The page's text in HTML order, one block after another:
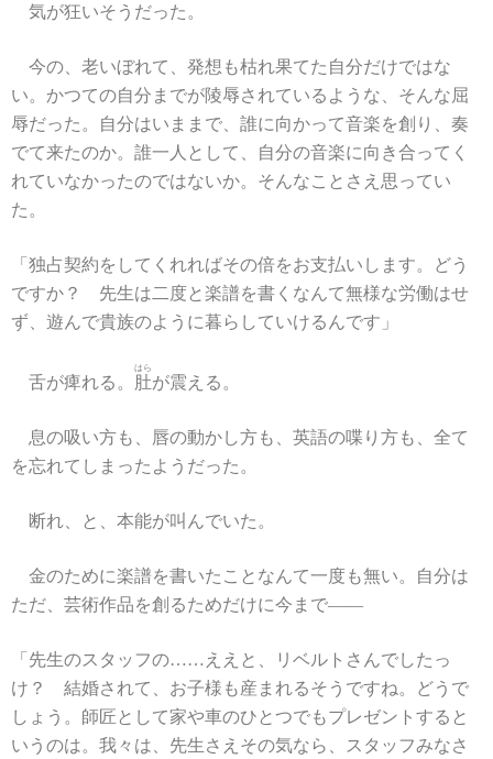
気が狂いそうだった。
今の、老いぼれて、発想も枯れ果てた自分だけではな
い。かつての自分までが陵辱されているような、そんな屈
辱だった。自分はいままで、誰に向かって音楽を創り、奏
でて来たのか。誰一人として、自分の音楽に向き合ってく
れていなかったのではないか。そんなことさえ思ってい
た。
「独占契約をしてくれればその倍をお支払いします。どう
ですか？ 先生は二度と楽譜を書くなんて無様な労働はせ
ず、遊んで貴族のように暮らしていけるんです」
舌が痺れる。 肚
はら
が震える。
息の吸い方も、唇の動かし方も、英語の喋り方も、全て
を忘れてしまったようだった。
断れ、と、本能が叫んでいた。
金のために楽譜を書いたことなんて一度も無い。自分は
ただ、芸術作品を創るためだけに今まで――
「先生のスタッフの……ええと、リベルトさんでしたっ
け？ 結婚されて、お子様も産まれるそうですね。どうで
しょう。師匠として家や車のひとつでもプレゼントすると
いうのは。我々は、先生さえその気なら、スタッフみなさ